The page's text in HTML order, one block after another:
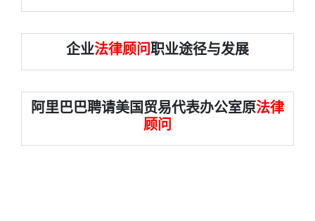
企业法律顾问职业途径与发展
阿里巴巴聘请美国贸易代表办公室原法律
顾问